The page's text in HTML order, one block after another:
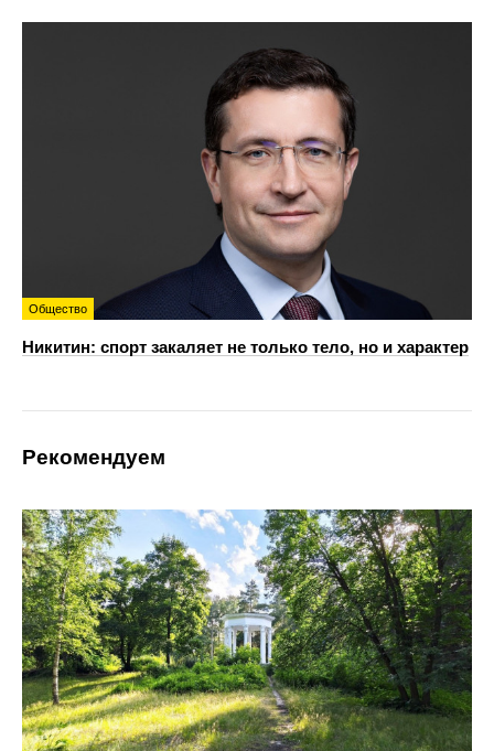
Общество
Никитин: спорт закаляет не только тело, но и характер
Рекомендуем